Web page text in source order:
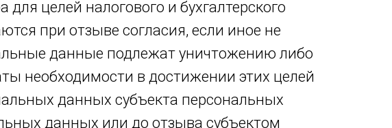
целей налогового и бухгалтерского
при отзыве согласия, если иное не
данные подлежат уничтожению либо
необходимости в достижении этих целей
данных субъекта персональных
данных или до отзыва субъектом